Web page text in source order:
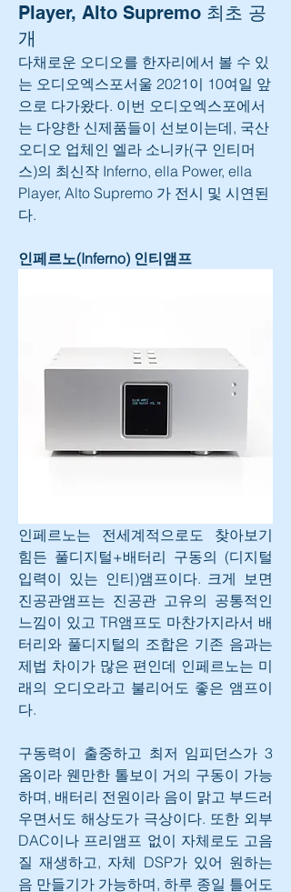
Player, Alto Supremo 최초 공
개
다채로운 오디오를 한자리에서 볼 수 있
는 오디오엑스포서울 2021이 10여일 앞
으로 다가왔다. 이번 오디오엑스포에서
는 다양한 신제품들이 선보이는데, 국산
오디오 업체인 엘라 소니카(구 인티머
스)의 최신작 Inferno, ella Power, ella
Player, Alto Supremo 가 전시 및 시연된
다.
인페르노(Inferno) 인티앰프
인페르노는 전세계적으로도 찾아보기
힘든 풀디지털+배터리 구동의 (디지털
입력이 있는 인티)앰프이다. 크게 보면
진공관앰프는 진공관 고유의 공통적인
느낌이 있고 TR앰프도 마찬가지라서 배
터리와 풀디지털의 조합은 기존 음과는
제법 차이가 많은 편인데 인페르노는 미
래의 오디오라고 불리어도 좋은 앰프이
다.
구동력이 출중하고 최저 임피던스가 3
옴이라 웬만한 톨보이 거의 구동이 가능
하며, 배터리 전원이라 음이 맑고 부드러
우면서도 해상도가 극상이다. 또한 외부
DAC이나 프리앰프 없이 자체로도 고음
질 재생하고, 자체 DSP가 있어 원하는
음 만들기가 가능하며, 하루 종일 틀어도